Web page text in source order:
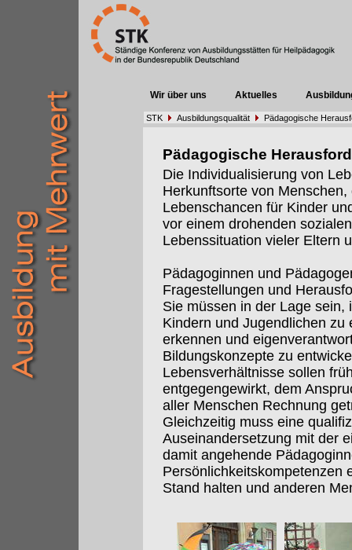
Wir über uns Aktuelles
STK Ausbildungsqualität Pädagogische
Pädagogische
Die Individualisierung von
Herkunftsorte von
Lebenschancen für Kinder
vor einem drohenden
Lebenssituation vieler Eltern
Pädagoginnen und
Fragestellungen und
Sie müssen in der Lage
Kindern und Jugendlichen
erkennen und
Bildungskonzepte zu
Lebensverhältnisse sollen
entgegengewirkt, dem
aller Menschen Rechnung
Gleichzeitig muss eine
Auseinandersetzung mit der
damit angehende
Persönlichkeitskompetenzen
Stand halten und anderen